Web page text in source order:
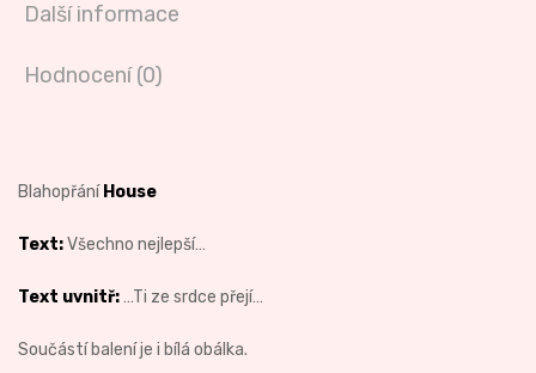
Další informace
Hodnocení (0)
Blahopřání House
Text:Všechno nejlepší…
Text uvnitř:…Ti ze srdce přejí…
Součástí balení je i bílá obálka.